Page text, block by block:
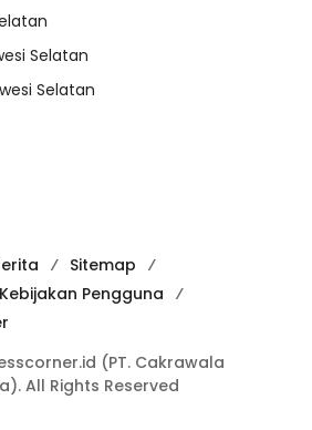
Selatan
Selatan
Sitemap
Kebijakan Pengguna
(PT. Cakrawala
All Rights Reserved